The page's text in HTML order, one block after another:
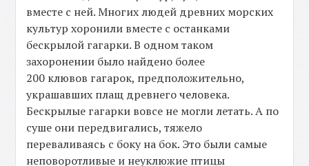
вместе с ней. Многих людей древних морских
культур хоронили вместе с останками
бескрылой гагарки. В одном таком
захоронении было найдено более
200 клювов гагарок, предположительно,
украшавших плащ древнего человека.
Бескрылые гагарки вовсе не могли летать. А по
суше они передвигались, тяжело
переваливаясь с боку на бок. Это были самые
неповоротливые и неуклюжие птицы